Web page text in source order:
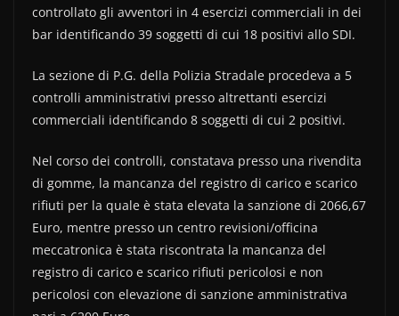
controllato gli avventori in 4 esercizi commerciali in dei
bar identificando 39 soggetti di cui 18 positivi allo SDI.
La sezione di P.G. della Polizia Stradale procedeva a 5
controlli amministrativi presso altrettanti esercizi
commerciali identificando 8 soggetti di cui 2 positivi.
Nel corso dei controlli, constatava presso una rivendita
di gomme, la mancanza del registro di carico e scarico
rifiuti per la quale è stata elevata la sanzione di 2066,67
Euro, mentre presso un centro revisioni/officina
meccatronica è stata riscontrata la mancanza del
registro di carico e scarico rifiuti pericolosi e non
pericolosi con elevazione di sanzione amministrativa